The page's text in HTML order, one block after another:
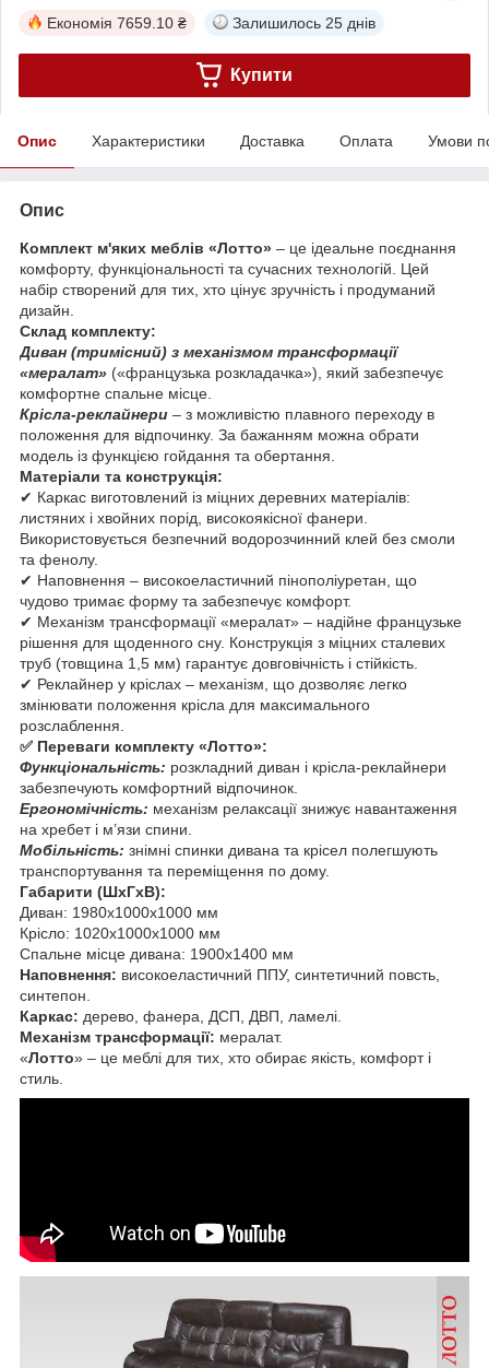
Економія 7659.10 ₴ Залишилось 25 днів
Купити
Опис Характеристики Доставка Оплата Умови
Опис
Комплект м'яких меблів «Лотто» – це ідеальне поєднання
комфорту, функціональності та сучасних технологій. Цей
набір створений для тих, хто цінує зручність і продуманий
дизайн.
Склад комплекту:
Диван (тримісний) з механізмом трансформації
«мералат» («французька розкладачка»), який забезпечує
комфортне спальне місце.
Крісла-реклайнери – з можливістю плавного переходу в
положення для відпочинку. За бажанням можна обрати
модель із функцією гойдання та обертання.
Матеріали та конструкція:
✔ Каркас виготовлений із міцних деревних матеріалів:
листяних і хвойних порід, високоякісної фанери.
Використовується безпечний водорозчинний клей без смоли
та фенолу.
✔ Наповнення – високоеластичний пінополіуретан, що
чудово тримає форму та забезпечує комфорт.
✔ Механізм трансформації «мералат» – надійне французьке
рішення для щоденного сну. Конструкція з міцних сталевих
труб (товщина 1,5 мм) гарантує довговічність і стійкість.
✔ Реклайнер у кріслах – механізм, що дозволяє легко
змінювати положення крісла для максимального
розслаблення.
✅ Переваги комплекту «Лотто»:
Функціональність: розкладний диван і крісла-реклайнери
забезпечують комфортний відпочинок.
Ергономічність: механізм релаксації знижує навантаження
на хребет і м’язи спини.
Мобільність: знімні спинки дивана та крісел полегшують
транспортування та переміщення по дому.
Габарити (ШхГхВ):
Диван: 1980х1000х1000 мм
Крісло: 1020х1000х1000 мм
Спальне місце дивана: 1900х1400 мм
Наповнення: високоеластичний ППУ, синтетичний повсть,
синтепон.
Каркас: дерево, фанера, ДСП, ДВП, ламелі.
Механізм трансформації: мералат.
«Лотто» – це меблі для тих, хто обирає якість, комфорт і
стиль.